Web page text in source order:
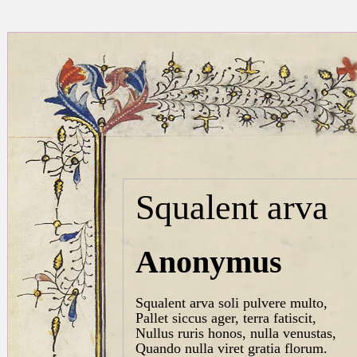
Squalent arva
Anonymus
Squalent arva soli pulvere multo,
Pallet siccus ager, terra fatiscit,
Nullus ruris honos, nulla venustas,
Quando nulla viret gratia florum.